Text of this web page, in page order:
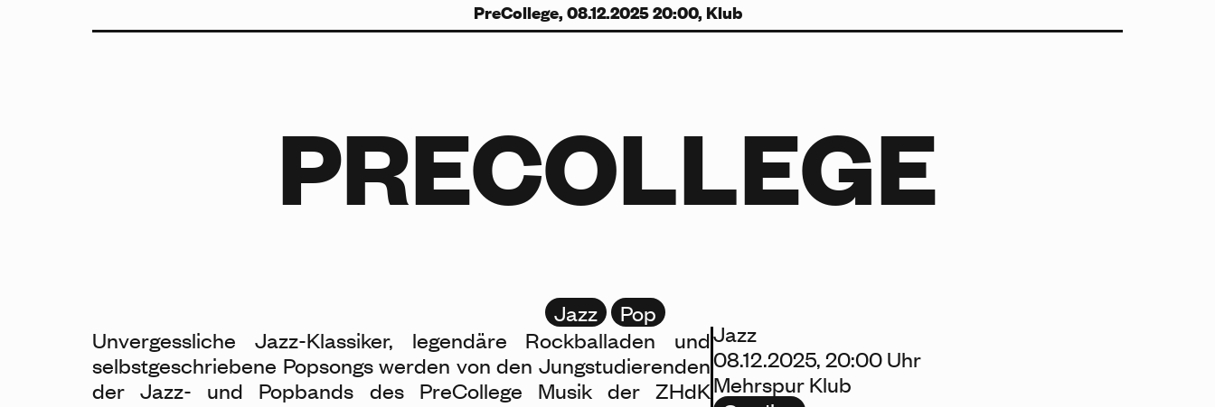
PreCollege, 08.12.2025 20:00, Klub
PRECOLLEGE
Jazz
Pop
Unvergessliche Jazz-Klassiker, legendäre Rockballaden und
selbstgeschriebene Popsongs werden von den Jungstudierenden
der Jazz- und Popbands des PreCollege Musik der ZHdK
Jazz
08.12.2025, 20:00 Uhr
Mehrspur Klub